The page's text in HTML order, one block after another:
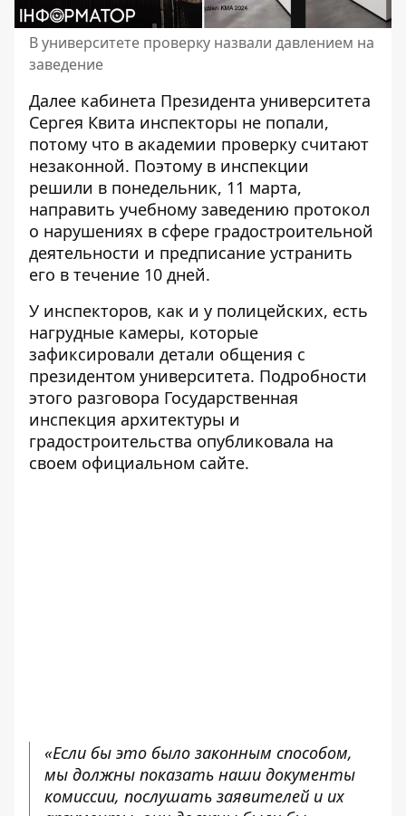
В университете проверку назвали давлением на
заведение
Далее кабинета Президента университета
Сергея Квита инспекторы не попали,
потому что в академии проверку считают
незаконной. Поэтому в инспекции
решили в понедельник, 11 марта,
направить учебному заведению протокол
о нарушениях в сфере градостроительной
деятельности и предписание устранить
его в течение 10 дней.
У инспекторов, как и у полицейских, есть
нагрудные камеры, которые
зафиксировали детали общения с
президентом университета. Подробности
этого разговора Государственная
инспекция архитектуры и
градостроительства опубликовала на
своем официальном сайте.
«Если бы это было законным способом,
мы должны показать наши документы
комиссии, послушать заявителей и их